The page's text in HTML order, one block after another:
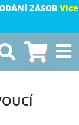
ZÁSOB Více